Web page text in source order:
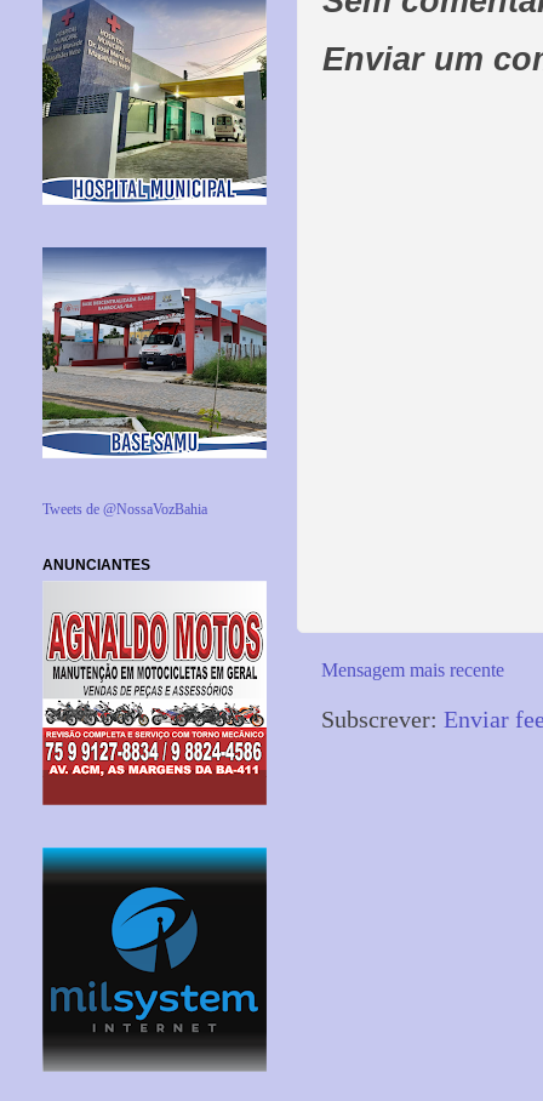
Enviar um
Mensagem mais recente
Subscrever: Enviar
Tweets de @NossaVozBahia
ANUNCIANTES